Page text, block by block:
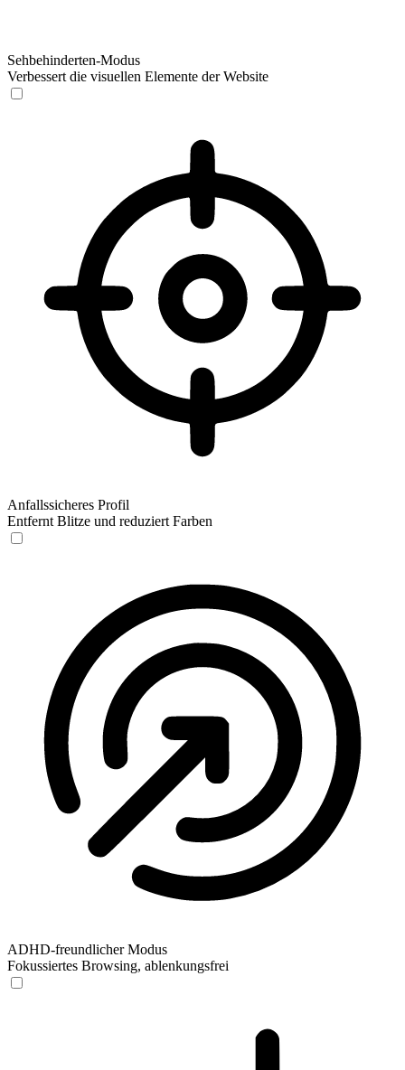
Sehbehinderten-Modus
Verbessert die visuellen Elemente der Website
Anfallssicheres Profil
Entfernt Blitze und reduziert Farben
ADHD-freundlicher Modus
Fokussiertes Browsing, ablenkungsfrei